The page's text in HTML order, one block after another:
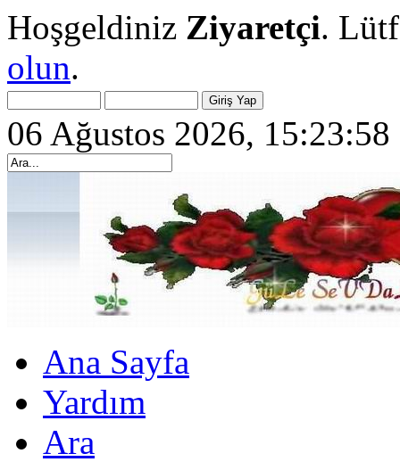
Hoşgeldiniz Ziyaretçi.
olun.
06 Ağustos 2026, 15:23:58
Ana Sayfa
Yardım
Ara